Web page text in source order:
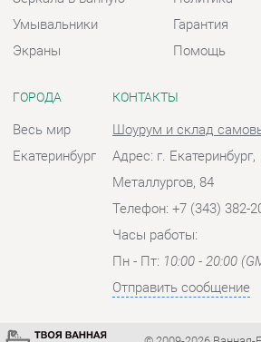
Металлургов, 84
Телефон: +7 (343) 382-20-
Часы работы:
© 2009-2026 Ванная-